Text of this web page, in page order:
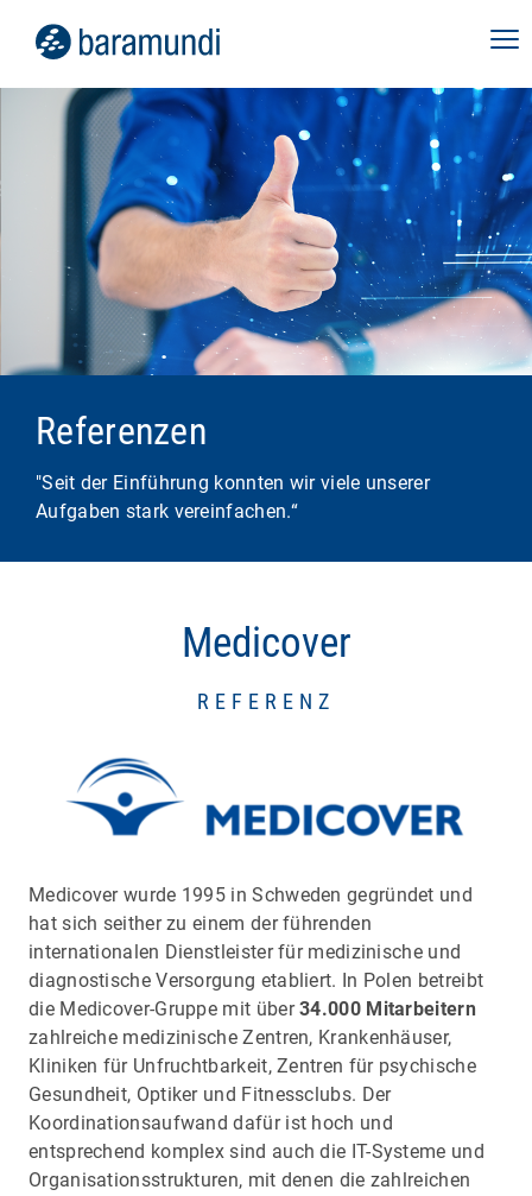
Referenzen
"Seit der Einführung konnten wir viele unserer
Aufgaben stark vereinfachen.“
Medicover
REFERENZ
Medicover wurde 1995 in Schweden gegründet und
hat sich seither zu einem der führenden
internationalen Dienstleister für medizinische und
diagnostische Versorgung etabliert. In Polen betreibt
die Medicover-Gruppe mit über34.000 Mitarbeitern
zahlreiche medizinische Zentren, Krankenhäuser,
Kliniken für Unfruchtbarkeit, Zentren für psychische
Gesundheit, Optiker und Fitnessclubs. Der
Koordinationsaufwand dafür ist hoch und
entsprechend komplex sind auch die IT-Systeme und
Organisationsstrukturen, mit denen die zahlreichen